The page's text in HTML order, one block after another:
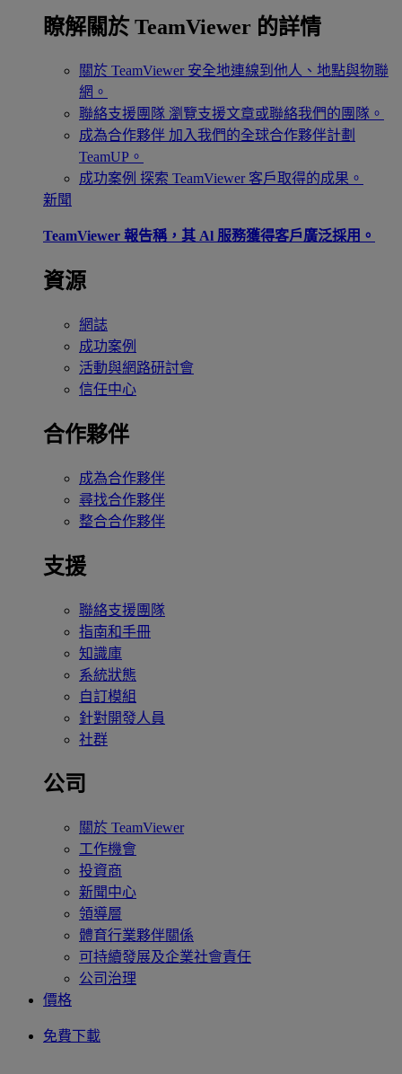
瞭解關於 TeamViewer 的詳情
關於 TeamViewer 安全地連線到他人、地點與物聯
網。
聯絡支援團隊 瀏覽支援文章或聯絡我們的團隊。
成為合作夥伴 加入我們的全球合作夥伴計劃
TeamUP。
成功案例 探索 TeamViewer 客戶取得的成果。
新聞
TeamViewer 報告稱，其 Al 服務獲得客戶廣泛採用。
資源
網誌
成功案例
活動與網路研討會
信任中心
合作夥伴
成為合作夥伴
尋找合作夥伴
整合合作夥伴
支援
聯絡支援團隊
指南和手冊
知識庫
系統狀態
自訂模組
針對開發人員
社群
公司
關於 TeamViewer
工作機會
投資商
新聞中心
領導層
體育行業夥伴關係
可持續發展及企業社會責任
公司治理
價格
免費下載